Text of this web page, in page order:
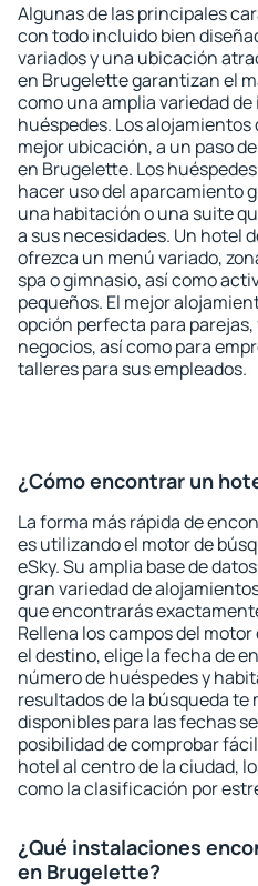
Algunas de las principales
con todo incluido bien
variados y una ubicación
en Brugelette garantizan el
como una amplia variedad
huéspedes. Los
mejor ubicación, a un paso
en Brugelette. Los
hacer uso del aparcamiento
una habitación o una suite
a sus necesidades. Un hotel
ofrezca un menú variado,
spa o gimnasio, así como
pequeños. El mejor
opción perfecta para
negocios, así como para
talleres para sus empleados.
¿Cómo encontrar un
La forma más rápida de
es utilizando el motor de
eSky. Su amplia base de
gran variedad de
que encontrarás
Rellena los campos del
el destino, elige la fecha de
número de huéspedes y
resultados de la búsqueda
disponibles para las fechas
posibilidad de comprobar
hotel al centro de la ciudad,
como la clasificación por
¿Qué instalaciones
en Brugelette?